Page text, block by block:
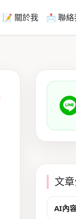
📝 關於我 📩 聯絡
文
AI內